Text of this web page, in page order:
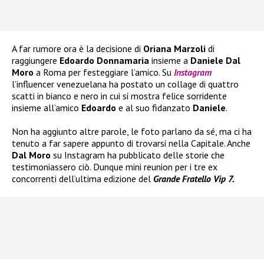
A far rumore ora è la decisione di Oriana Marzoli di
raggiungere Edoardo Donnamaria insieme a Daniele Dal
Moro a Roma per festeggiare l’amico. Su Instagram
l’influencer venezuelana ha postato un collage di quattro
scatti in bianco e nero in cui si mostra felice sorridente
insieme all’amico Edoardo e al suo fidanzato Daniele.
Non ha aggiunto altre parole, le foto parlano da sé, ma ci ha
tenuto a far sapere appunto di trovarsi nella Capitale. Anche
Dal Moro su Instagram ha pubblicato delle storie che
testimoniassero ciò. Dunque mini reunion per i tre ex
concorrenti dell’ultima edizione del Grande Fratello Vip 7.